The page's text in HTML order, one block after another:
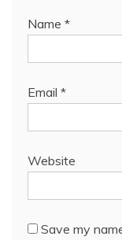
Name *
Email *
Website
Save my